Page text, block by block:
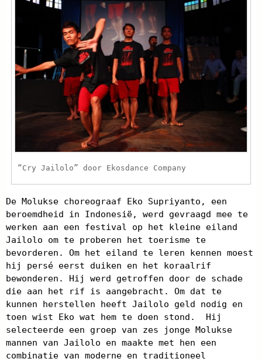
“Cry Jailolo” door Ekosdance Company
De Molukse choreograaf Eko Supriyanto, een
beroemdheid in Indonesië, werd gevraagd mee te
werken aan een festival op het kleine eiland
Jailolo om te proberen het toerisme te
bevorderen. Om het eiland te leren kennen moest
hij persé eerst duiken en het koraalrif
bewonderen. Hij werd getroffen door de schade
die aan het rif is aangebracht. Om dat te
kunnen herstellen heeft Jailolo geld nodig en
toen wist Eko wat hem te doen stond. Hij
selecteerde een groep van zes jonge Molukse
mannen van Jailolo en maakte met hen een
combinatie van moderne en traditioneel